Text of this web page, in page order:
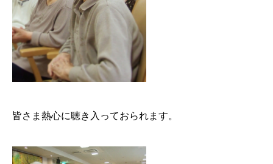
皆さま熱心に聴き入っておられます。